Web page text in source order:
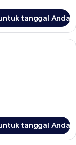
tanggal Anda
tempat tidur
tanggal Anda